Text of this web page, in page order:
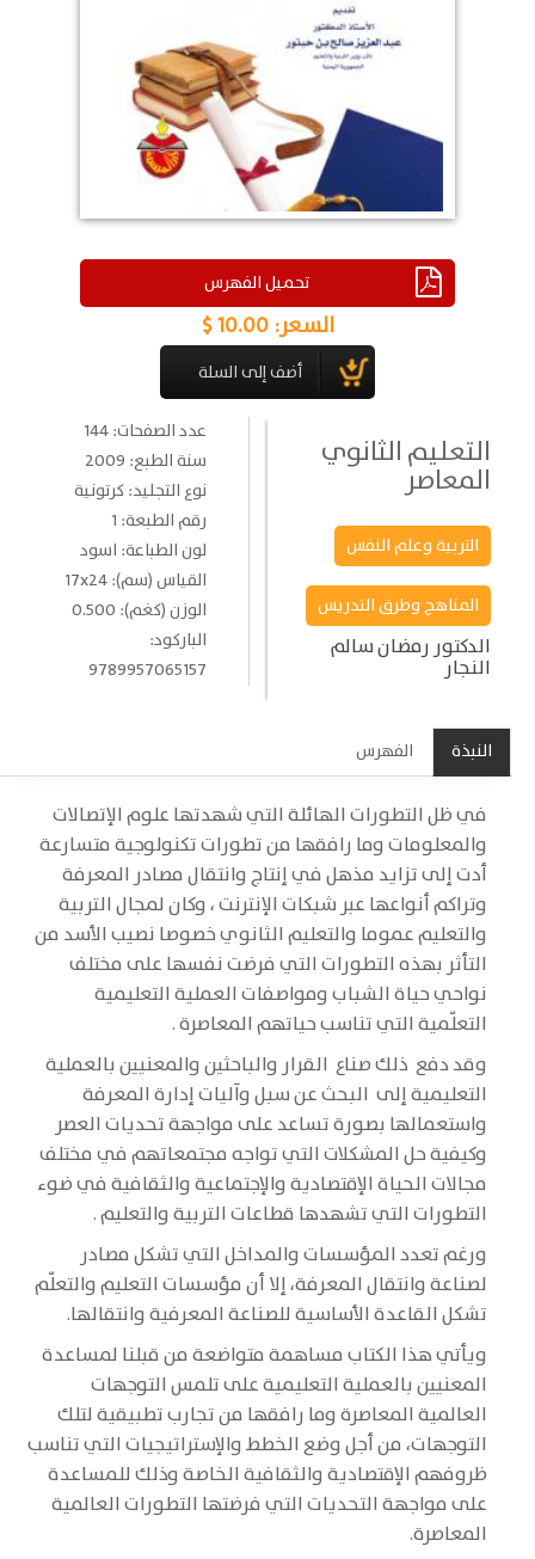
تحميل الفهرس
السعر:10.00 $
التعليم الثانوي
المعاصر
التربية وعلم النفس
المناهج وطرق التدريس
الدكتور رمضان سالم
النجار
عدد الصفحات: 144
سنة الطبع: 2009
نوع التجليد: كرتونية
رقم الطبعة: 1
لون الطباعة: اسود
القياس (سم): 17x24
الوزن (كغم): 0.500
الباركود:
9789957065157
النبذة الفهرس
في ظل التطورات الهائلة التي شهدتها علوم الإتصالات
والمعلومات وما رافقها من تطورات تكنولوجية متسارعة
أدت إلى تزايد مذهل في إنتاج وانتقال مصادر المعرفة
وتراكم أنواعها عبر شبكات الإنترنت ، وكان لمجال التربية
والتعليم عموما والتعليم الثانوي خصوصا نصيب الأسد من
التأثر بهذه التطورات التي فرضت نفسها على مختلف
نواحي حياة الشباب ومواصفات العملية التعليمية
التعلّمية التي تناسب حياتهم المعاصرة .
وقد دفع ذلك صناع القرار والباحثين والمعنيين بالعملية
التعليمية إلى البحث عن سبل وآليات إدارة المعرفة
واستعمالها بصورة تساعد على مواجهة تحديات العصر
وكيفية حل المشكلات التي تواجه مجتمعاتهم في مختلف
مجالات الحياة الإقتصادية والإجتماعية والثقافية في ضوء
التطورات التي تشهدها قطاعات التربية والتعليم .
ورغم تعدد المؤسسات والمداخل التي تشكل مصادر
لصناعة وانتقال المعرفة، إلا أن مؤسسات التعليم والتعلّم
تشكل القاعدة الأساسية للصناعة المعرفية وانتقالها.
ويأتي هذا الكتاب مساهمة متواضعة من قبلنا لمساعدة
المعنيين بالعملية التعليمية على تلمس التوجهات
العالمية المعاصرة وما رافقها من تجارب تطبيقية لتلك
التوجهات، من أجل وضع الخطط والإستراتيجيات التي تناسب
ظروفهم الإقتصادية والثقافية الخاصة وذلك للمساعدة
على مواجهة التحديات التي فرضتها التطورات العالمية
المعاصرة.